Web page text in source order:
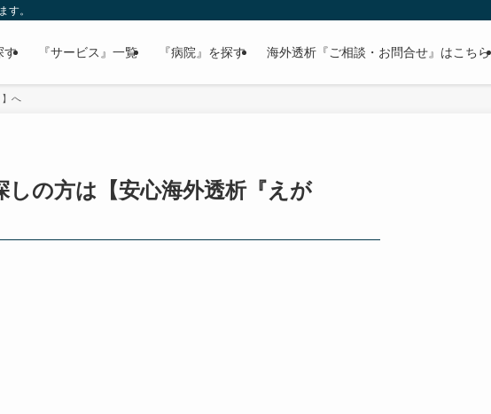
す。
す 『サービス』一覧 『病院』を探す 海外透析『ご相談・お問合せ』はこちら
】へ
の方は【安心海外透析『えが